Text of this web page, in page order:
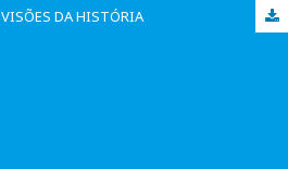
DA HISTÓRIA